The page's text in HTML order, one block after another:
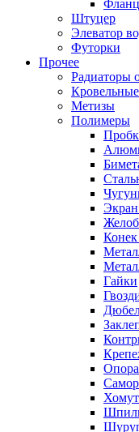
Штуцер
Элеватор
Футорки
Прочее
Радиаторы
Метизы
Полимеры
Экран
Гайки
Хомут